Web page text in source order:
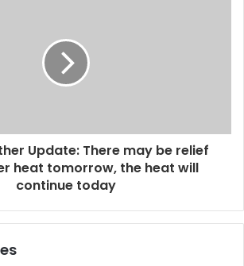
Update: There may be relief
heat tomorrow, the heat will
continue today